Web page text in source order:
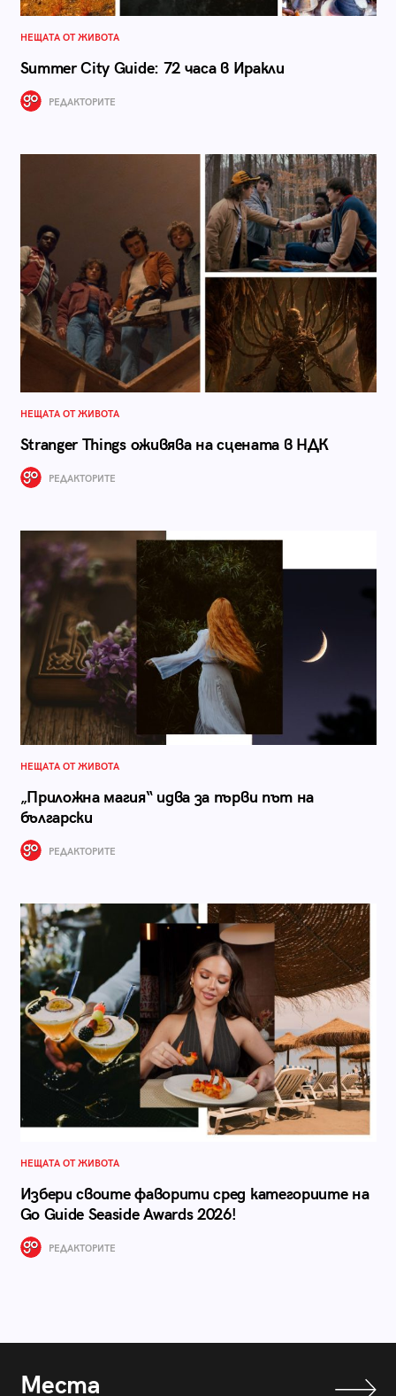
НЕЩАТА ОТ ЖИВОТА
Summer City Guide: 72 часа в Иракли
РЕДАКТОРИТЕ
НЕЩАТА ОТ ЖИВОТА
Stranger Things оживява на сцената в НДК
РЕДАКТОРИТЕ
НЕЩАТА ОТ ЖИВОТА
„Приложна магия“ идва за първи път на
български
РЕДАКТОРИТЕ
НЕЩАТА ОТ ЖИВОТА
Избери своите фаворити сред категориите на
Go Guide Seaside Awards 2026!
РЕДАКТОРИТЕ
Места